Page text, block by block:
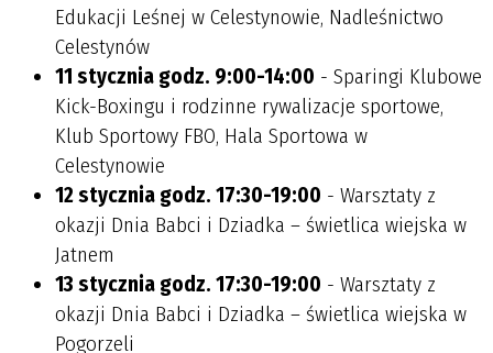
Edukacji Leśnej w Celestynowie, Nadleśnictwo
Celestynów
11 stycznia godz. 9:00-14:00 - Sparingi Klubowe
Kick-Boxingu i rodzinne rywalizacje sportowe,
Klub Sportowy FBO, Hala Sportowa w
Celestynowie
12 stycznia godz. 17:30-19:00 - Warsztaty z
okazji Dnia Babci i Dziadka – świetlica wiejska w
Jatnem
13 stycznia godz. 17:30-19:00 - Warsztaty z
okazji Dnia Babci i Dziadka – świetlica wiejska w
Pogorzeli